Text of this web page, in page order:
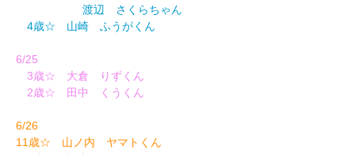
渡辺 さくらちゃん
4歳☆ 山崎 ふうがくん
6/25
3歳☆ 大倉 りずくん
2歳☆ 田中 くうくん
6/26
11歳☆ 山ノ内 ヤマトくん